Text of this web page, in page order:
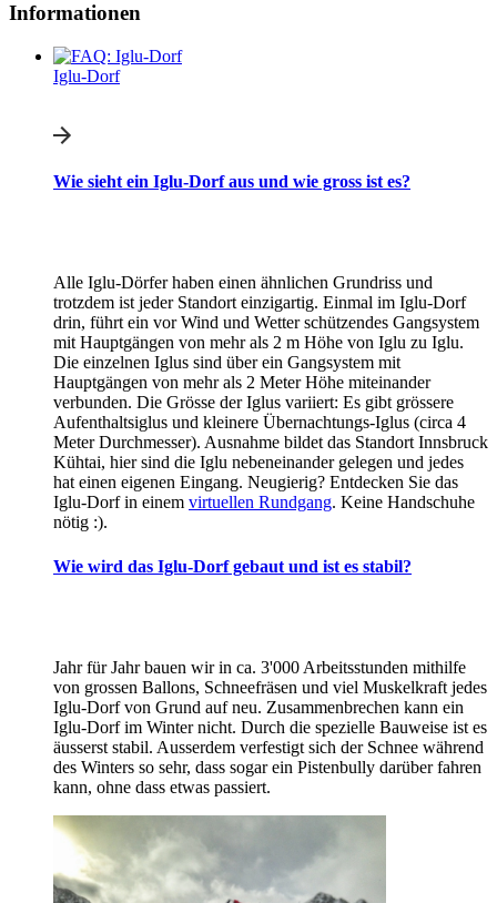
Informationen
Iglu-Dorf
Wie sieht ein Iglu-Dorf aus und wie gross ist es?
Alle Iglu-Dörfer haben einen ähnlichen Grundriss und
trotzdem ist jeder Standort einzigartig. Einmal im Iglu-Dorf
drin, führt ein vor Wind und Wetter schützendes Gangsystem
mit Hauptgängen von mehr als 2 m Höhe von Iglu zu Iglu.
Die einzelnen Iglus sind über ein Gangsystem mit
Hauptgängen von mehr als 2 Meter Höhe miteinander
verbunden. Die Grösse der Iglus variiert: Es gibt grössere
Aufenthaltsiglus und kleinere Übernachtungs-Iglus (circa 4
Meter Durchmesser). Ausnahme bildet das Standort Innsbruck
Kühtai, hier sind die Iglu nebeneinander gelegen und jedes
hat einen eigenen Eingang. Neugierig? Entdecken Sie das
Iglu-Dorf in einem virtuellen Rundgang. Keine Handschuhe
nötig :).
Wie wird das Iglu-Dorf gebaut und ist es stabil?
Jahr für Jahr bauen wir in ca. 3'000 Arbeitsstunden mithilfe
von grossen Ballons, Schneefräsen und viel Muskelkraft jedes
Iglu-Dorf von Grund auf neu. Zusammenbrechen kann ein
Iglu-Dorf im Winter nicht. Durch die spezielle Bauweise ist es
äusserst stabil. Ausserdem verfestigt sich der Schnee während
des Winters so sehr, dass sogar ein Pistenbully darüber fahren
kann, ohne dass etwas passiert.